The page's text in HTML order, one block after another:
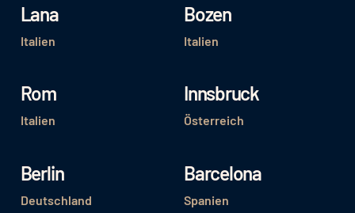
Lana
Italien
Bozen
Italien
Rom
Italien
Innsbruck
Österreich
Berlin
Deutschland
Barcelona
Spanien